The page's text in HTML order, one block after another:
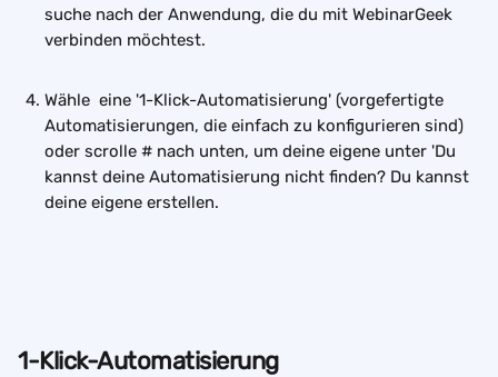
suche nach der Anwendung, die du mit WebinarGeek
verbinden möchtest.
Wähle  eine '1-Klick-Automatisierung' (vorgefertigte
Automatisierungen, die einfach zu konfigurieren sind)
oder scrolle # nach unten, um deine eigene unter 'Du
kannst deine Automatisierung nicht finden? Du kannst
deine eigene erstellen.
1-Klick-Automatisierung